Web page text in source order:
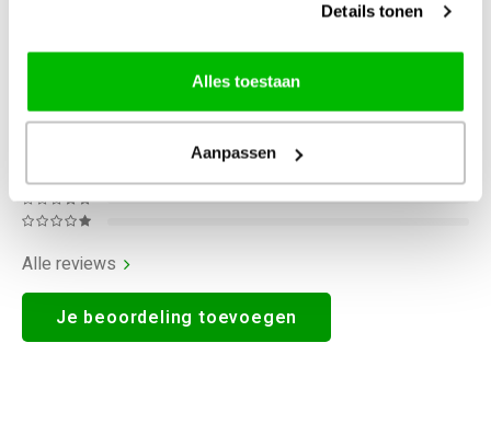
Details tonen
Alles toestaan
Aanpassen
BEOORDELINGEN
Alle reviews
Je beoordeling toevoegen